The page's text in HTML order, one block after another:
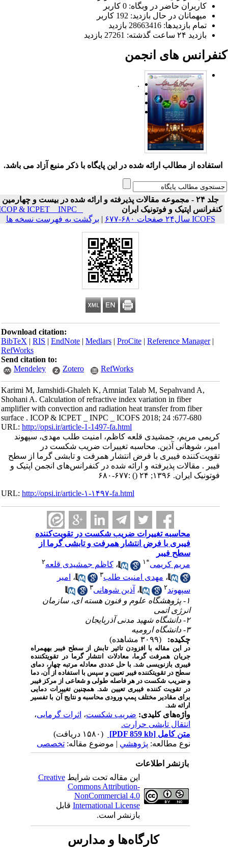
کاربران حاضر در وبگاه: 0 کاربر
میهمانان در حال بازدید: 192 کاربر
تمام بازدید‌ها: 28663416 بازدید
بازدید ۲۴ ساعت گذشته: 27261 بازدید
های انجمن
.
استفاده از مطالب ارائه شده در این پایگاه با ذکر منبع آزاد می باشد.
جلد ۲۴ - مجموعه مقالات پذیرفته و ارائه شده در بیست و چهارمین
کنفرانس اپتیک و فوتونیک ایران
ICOP & ICPET _ INPC _
ICOFS سال۲۴ صفحات ۶۸۰-۶۷۷
| برگشت به فهرست نسخه ها
Download citation:
BibTeX|RIS|EndNote|Medlars|ProCite|Reference Manager
RefWorks
Send citation to:
Mendeley
Zotero RefWorks
Karimi M, Jamshidi-Ghaleh K, Amniat Talab M, Sepahvand A,
Shohani A. Calculation of refractive index variation in fiber
amplifier with convection and radiation heat transfer from fiber
surface . ICOP & ICPET _ INPC _ ICOFS 2018; 24 :677-680
URL:http://opsi.ir/article-1-1497-fa.html
کریمی مریم، جمشیدی قلعه کاظم، امنیت طلب مهدی، سپهوند
امیر، شوهانی آذین. محاسبه تغییرات ضریب شکست در
تقویت‌کننده فیبری با فرض انتشار همرفت و تابشی گرما از سطح
فیبر . مقالات پذیرفته و ارائه شده در کنفرانس‌های انجمن اپتیک و
فوتونیک ایران. ۱۳۹۶; ۲۴
() :۶۷۷-۶۸۰
URL:http://opsi.ir/article-۱-۱۴۹۷-fa.html
محاسبه تغییرات ضریب شکست در تقویت‌کننده
فیبری با فرض انتشار همرفت و تابشی گرما از
سطح فیبر
مریم کریمی
۱ ،کاظم جمشیدی قلعه
،مهدی امنیت طلب ،امیر
سپهوند۲ ،آذین شوهانی
۱- پژوهشگاه علوم و فنون هسته ای، سازمان
انرژی اتمی
چکیده:
در این مقاله با افزودن تاثیر تابش از سطح فیبر به­همراه
جریان همرفت گرما، معادلات انتشار گرما در تقویت­کننده
فیبری بازنویسی شد. با حل عددی معادله مرتبه چهار، دمای
سطح در تقویت­کننده فیبر تعیین و سپس با استفاده از آن، دما
و ضریب شکست در هر فاصله طولی و شعاعی از مرکز فیبر
در تقویت کننده فیبری تعیین شد. همچنین تغییرات دمایی
برای مقادیر مختلف پمپ ورودی محاسبه و نتایج آن با تفسیر
ارائه شد.
واژه‌های کلیدی:ضریب شکست،اثرات گرمایی،
انتقال تابشی حرارت.
متن کامل[PDF 859 kb]
نوع مطالعه:پژوهشي| موضوع مقاله:تخصصی
بازنشر اطلاعات
این مقاله تحت شرایطCreative
Commons Attribution-
NonCommercial 4.0
International Licenseقابل
بازنشر است.
کارگاه‌ها و مدارس